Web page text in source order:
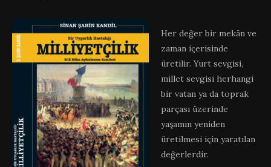
Her değer bir mekân ve
zaman içerisinde
üretilir. Yurt sevgisi,
millet sevgisi herhangi
bir vatan ya da toprak
parçası üzerinde
yaşamın yeniden
üretilmesi için yaratılan
değerlerdir.